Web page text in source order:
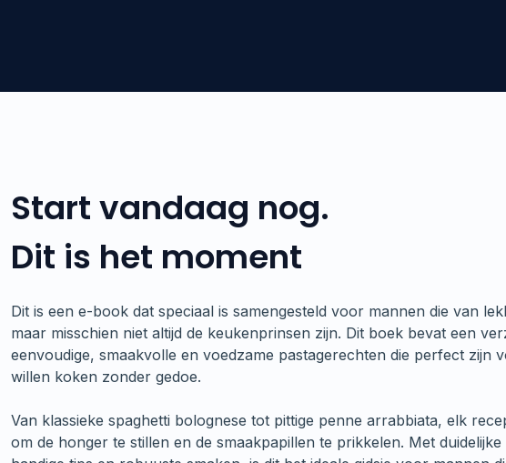
Start vandaag nog.
Dit is het moment
Dit is een e-book dat speciaal is samengesteld voor mannen die van
maar misschien niet altijd de keukenprinsen zijn. Dit boek bevat een
eenvoudige, smaakvolle en voedzame pastagerechten die perfect zijn
willen koken zonder gedoe.
Van klassieke spaghetti bolognese tot pittige penne arrabbiata, elk
om de honger te stillen en de smaakpapillen te prikkelen. Met